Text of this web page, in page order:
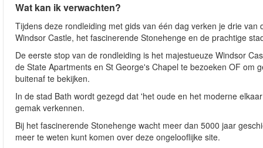
Wat kan ik verwachten?
Tijdens deze rondleiding met gids van één dag verken je drie
Windsor Castle, het fascinerende Stonehenge en de prachtige
De eerste stop van de rondleiding is het majestueuze Windsor
de State Apartments en St George's Chapel te bezoeken OF om
buitenaf te bekijken.
In de stad Bath wordt gezegd dat 'het oude en het moderne
gemak verkennen.
Bij het fascinerende Stonehenge wacht meer dan 5000 jaar
meer te weten kunt komen over deze ongelooflijke site.